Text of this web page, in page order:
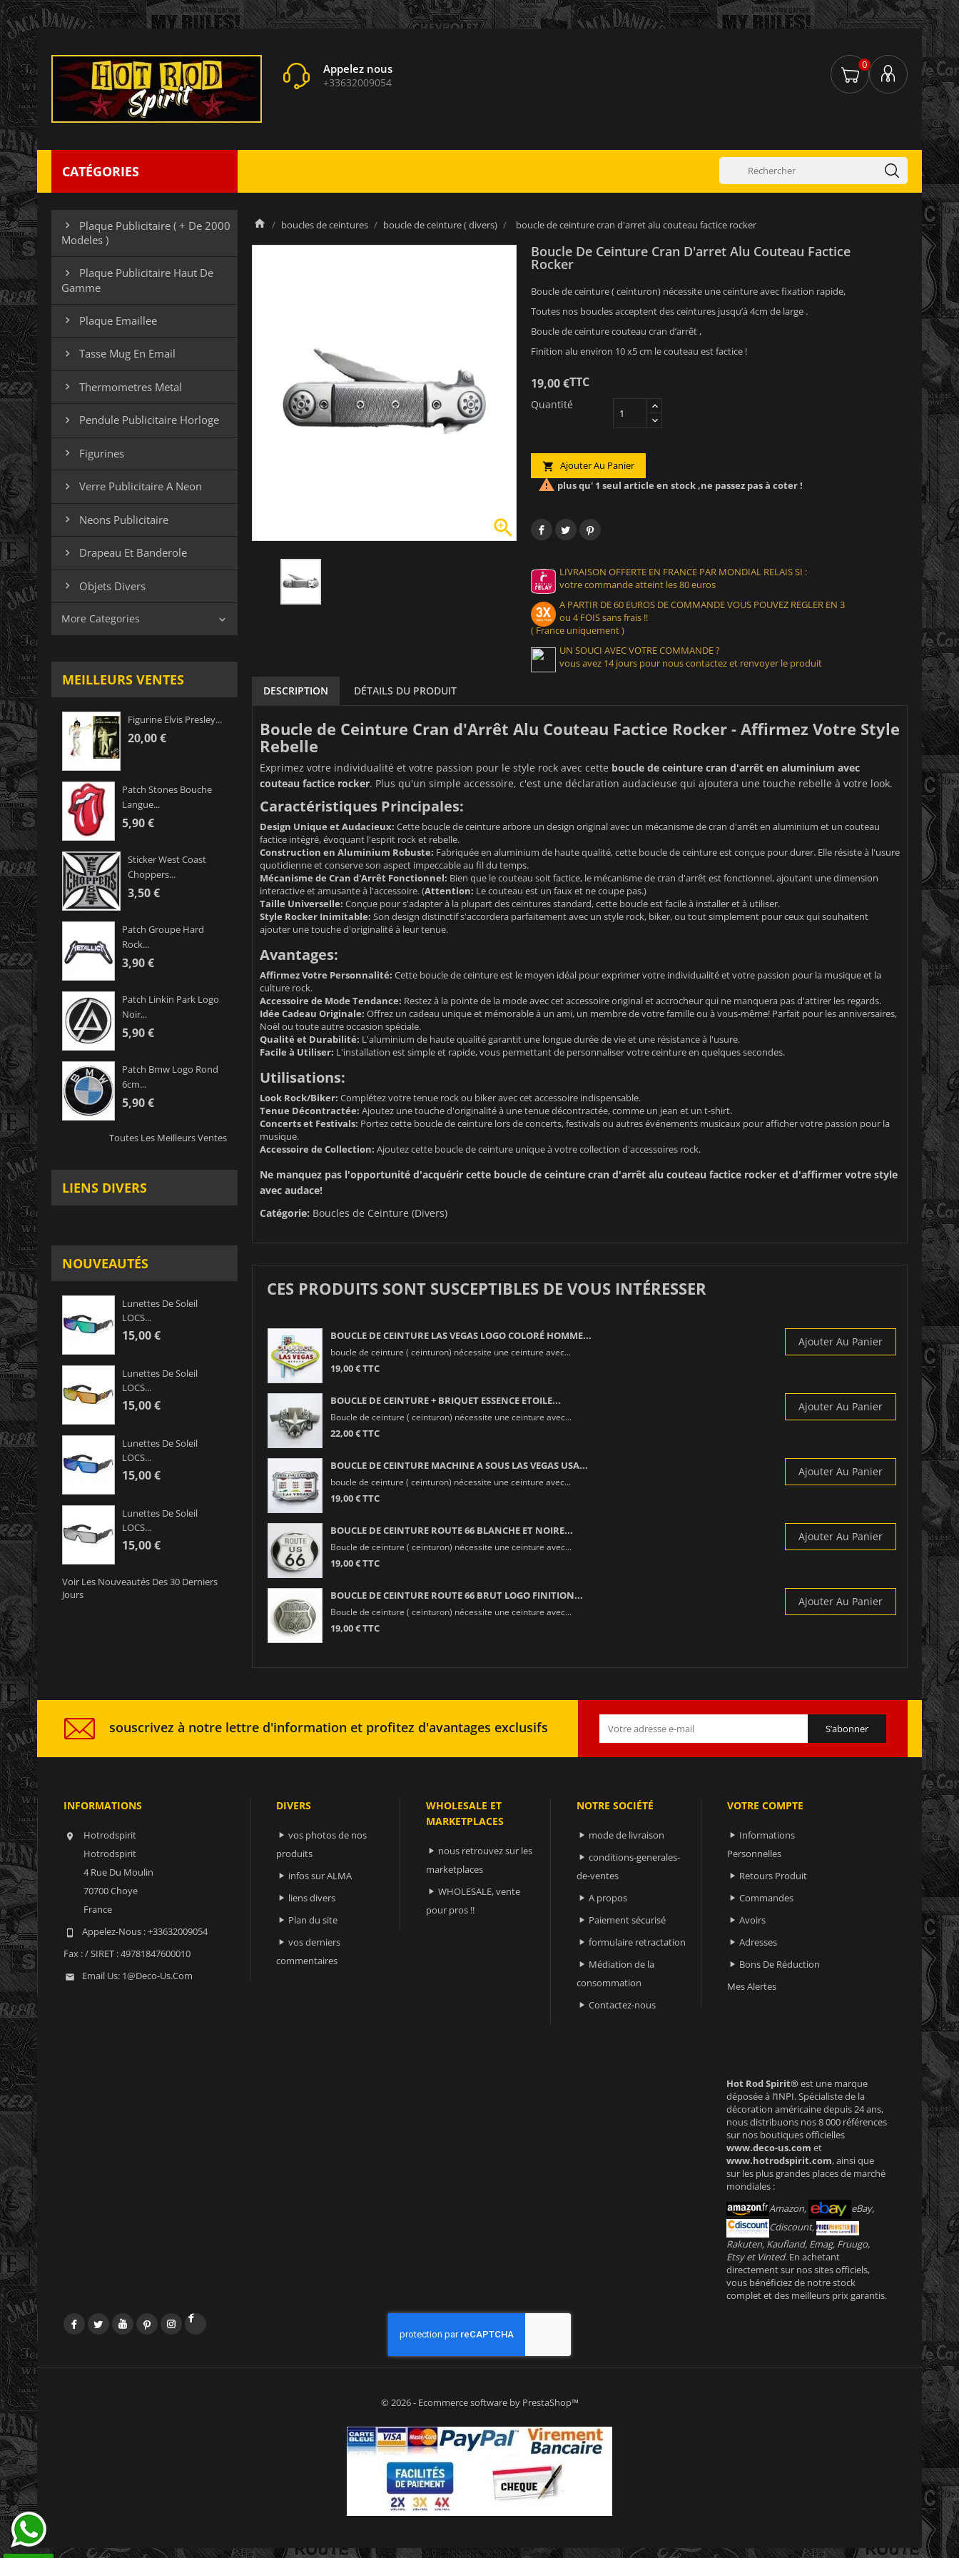
Appelez nous
+33632009054
0
CATÉGORIES

Plaque Publicitaire ( + De 2000
Modeles )

Plaque Publicitaire Haut De
Gamme
 Plaque Emaillee
 Tasse Mug En Email
 Thermometres Metal
 Pendule Publicitaire Horloge
 Figurines
 Verre Publicitaire A Neon
 Neons Publicitaire
 Drapeau Et Banderole
 Objets Divers
More Categories 
MEILLEURS VENTES
Figurine Elvis Presley...
20,00 €
Patch Stones Bouche
Langue...
5,90 €
Sticker West Coast
Choppers...
3,50 €
Patch Groupe Hard
Rock...
3,90 €
Patch Linkin Park Logo
Noir...
5,90 €
Patch Bmw Logo Rond
6cm...
5,90 €
Toutes Les Meilleurs Ventes
LIENS DIVERS
NOUVEAUTÉS
Lunettes De Soleil
LOCS...
15,00 €
Lunettes De Soleil
LOCS...
15,00 €
Lunettes De Soleil
LOCS...
15,00 €
Lunettes De Soleil
LOCS...
15,00 €
Voir Les Nouveautés Des 30 Derniers
Jours
boucles de ceintures boucle de ceinture ( divers) boucle de ceinture cran d'arret alu couteau factice rocker

Boucle De Ceinture Cran D'arret Alu Couteau Factice
Rocker
Boucle de ceinture ( ceinturon) nécessite une ceinture avec fixation rapide,
Toutes nos boucles acceptent des ceintures jusqu’à 4cm de large .
Boucle de ceinture couteau cran d’arrêt ,
Finition alu environ 10 x5 cm le couteau est factice !
19,00 €TTC
Quantité
 Ajouter Au Panier
 plus qu' 1 seul article en stock ,ne passez pas à coter !
LIVRAISON OFFERTE EN FRANCE PAR MONDIAL RELAIS SI :
votre commande atteint les 80 euros
A PARTIR DE 60 EUROS DE COMMANDE VOUS POUVEZ REGLER EN 3
ou 4 FOIS sans frais !!
( France uniquement )
UN SOUCI AVEC VOTRE COMMANDE ?
vous avez 14 jours pour nous contactez et renvoyer le produit
DESCRIPTION DÉTAILS DU PRODUIT
Boucle de Ceinture Cran d'Arrêt Alu Couteau Factice Rocker - Affirmez Votre Style
Rebelle
Exprimez votre individualité et votre passion pour le style rock avec cette boucle de ceinture cran d'arrêt en aluminium avec
couteau factice rocker. Plus qu'un simple accessoire, c'est une déclaration audacieuse qui ajoutera une touche rebelle à votre look.
Caractéristiques Principales:
Design Unique et Audacieux: Cette boucle de ceinture arbore un design original avec un mécanisme de cran d'arrêt en aluminium et un couteau
factice intégré, évoquant l'esprit rock et rebelle.
Construction en Aluminium Robuste: Fabriquée en aluminium de haute qualité, cette boucle de ceinture est conçue pour durer. Elle résiste à l'usure
quotidienne et conserve son aspect impeccable au fil du temps.
Mécanisme de Cran d'Arrêt Fonctionnel: Bien que le couteau soit factice, le mécanisme de cran d'arrêt est fonctionnel, ajoutant une dimension
interactive et amusante à l'accessoire. (Attention: Le couteau est un faux et ne coupe pas.)
Taille Universelle: Conçue pour s'adapter à la plupart des ceintures standard, cette boucle est facile à installer et à utiliser.
Style Rocker Inimitable: Son design distinctif s'accordera parfaitement avec un style rock, biker, ou tout simplement pour ceux qui souhaitent
ajouter une touche d'originalité à leur tenue.
Avantages:
Affirmez Votre Personnalité: Cette boucle de ceinture est le moyen idéal pour exprimer votre individualité et votre passion pour la musique et la
culture rock.
Accessoire de Mode Tendance: Restez à la pointe de la mode avec cet accessoire original et accrocheur qui ne manquera pas d'attirer les regards.
Idée Cadeau Originale: Offrez un cadeau unique et mémorable à un ami, un membre de votre famille ou à vous-même! Parfait pour les anniversaires,
Noël ou toute autre occasion spéciale.
Qualité et Durabilité: L'aluminium de haute qualité garantit une longue durée de vie et une résistance à l'usure.
Facile à Utiliser: L'installation est simple et rapide, vous permettant de personnaliser votre ceinture en quelques secondes.
Utilisations:
Look Rock/Biker: Complétez votre tenue rock ou biker avec cet accessoire indispensable.
Tenue Décontractée: Ajoutez une touche d'originalité à une tenue décontractée, comme un jean et un t-shirt.
Concerts et Festivals: Portez cette boucle de ceinture lors de concerts, festivals ou autres événements musicaux pour afficher votre passion pour la
musique.
Accessoire de Collection: Ajoutez cette boucle de ceinture unique à votre collection d'accessoires rock.
Ne manquez pas l'opportunité d'acquérir cette boucle de ceinture cran d'arrêt alu couteau factice rocker et d'affirmer votre style
avec audace!
Catégorie: Boucles de Ceinture (Divers)
CES PRODUITS SONT SUSCEPTIBLES DE VOUS INTÉRESSER
BOUCLE DE CEINTURE LAS VEGAS LOGO COLORÉ HOMME...
boucle de ceinture ( ceinturon) nécessite une ceinture avec...
19,00 € TTC
Ajouter Au Panier
BOUCLE DE CEINTURE + BRIQUET ESSENCE ETOILE...
Boucle de ceinture ( ceinturon) nécessite une ceinture avec...
22,00 € TTC
Ajouter Au Panier
BOUCLE DE CEINTURE MACHINE A SOUS LAS VEGAS USA...
boucle de ceinture ( ceinturon) nécessite une ceinture avec...
19,00 € TTC
Ajouter Au Panier
BOUCLE DE CEINTURE ROUTE 66 BLANCHE ET NOIRE...
Boucle de ceinture ( ceinturon) nécessite une ceinture avec...
19,00 € TTC
Ajouter Au Panier
BOUCLE DE CEINTURE ROUTE 66 BRUT LOGO FINITION...
Boucle de ceinture ( ceinturon) nécessite une ceinture avec...
19,00 € TTC
Ajouter Au Panier
souscrivez à notre lettre d'information et profitez d'avantages exclusifs
INFORMATIONS

Hotrodspirit
Hotrodspirit
4 Rue Du Moulin
70700 Choye
France
 Appelez-Nous :+33632009054
Fax :/ SIRET : 49781847600010
 Email Us: 1@deco-Us.com
DIVERS
 vos photos de nos
produits
 infos sur ALMA
 liens divers
 Plan du site
 vos derniers
commentaires
WHOLESALE ET
MARKETPLACES
 nous retrouvez sur les
marketplaces
 WHOLESALE, vente
pour pros !!
NOTRE SOCIÉTÉ
 mode de livraison
 conditions-generales-
de-ventes
 A propos
 Paiement sécurisé
 formulaire retractation
 Médiation de la
consommation
 Contactez-nous
VOTRE COMPTE
 Informations
Personnelles
 Retours Produit
 Commandes
 Avoirs
 Adresses
 Bons De Réduction
Mes Alertes
Hot Rod Spirit®est une marque
déposée à l’INPI. Spécialiste de la
décoration américaine depuis 24 ans,
nous distribuons nos 8 000 références
sur nos boutiques officielles
www.deco-us.com et
www.hotrodspirit.com, ainsi que
sur les plus grandes places de marché
mondiales :
Amazon,
eBay,
Cdiscount,
Rakuten, Kaufland, Emag, Fruugo,
Etsy et Vinted. En achetant
directement sur nos sites officiels,
vous bénéficiez de notre stock
complet et des meilleurs prix garantis.
FacebookTwitterYouTubePinterestInstagram
© 2026 - Ecommerce software by PrestaShop™